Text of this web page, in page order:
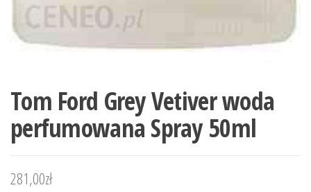
Tom Ford Grey Vetiver woda
perfumowana Spray 50ml
281,00zł